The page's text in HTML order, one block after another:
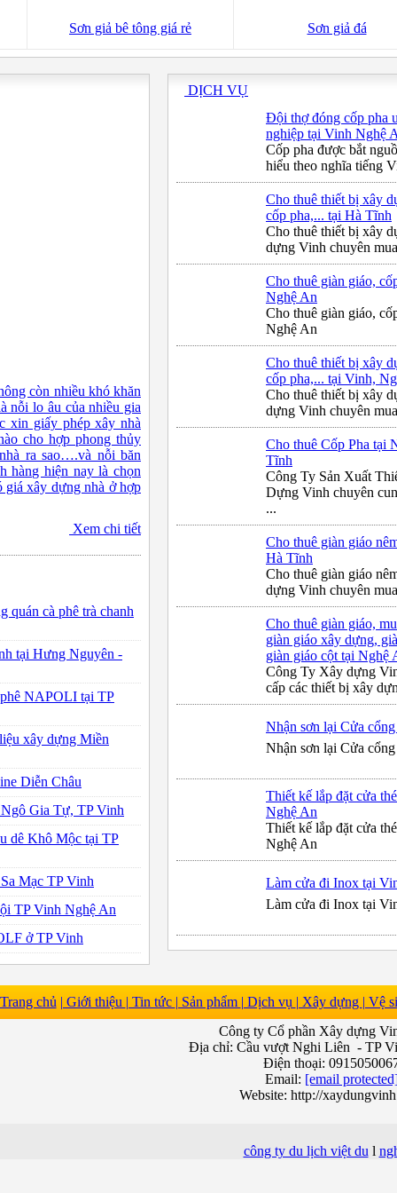
Sơn giả bê tông giá rẻ Sơn giả đá
còn nhiều khó khăn
nỗi lo âu của nhiều gia
xin giấy phép xây nhà
cho hợp phong thủy
ra sao….và nỗi băn
hàng hiện nay là chọn
giá xây dựng nhà ở hợp
Xem chi tiết
quán cà phê trà chanh
tại Hưng Nguyên -
NAPOLI tại TP
xây dựng Miền
Diễn Châu
Gia Tự, TP Vinh
dê Khô Mộc tại TP
Mạc TP Vinh
TP Vinh Nghệ An
ở TP Vinh
DỊCH VỤ
Đội thợ đóng cốp pha
nghiệp tại Vinh Nghệ
Cốp pha được bắt
hiểu theo nghĩa tiếng
Cho thuê thiết bị xây
cốp pha,... tại Hà Tĩnh
Cho thuê thiết bị xây
dựng Vinh chuyên
Cho thuê giàn giáo,
Nghệ An
Cho thuê giàn giáo,
Nghệ An
Cho thuê thiết bị xây
cốp pha,... tại Vinh,
Cho thuê thiết bị xây
dựng Vinh chuyên
Cho thuê Cốp Pha tại
Tĩnh
Công Ty Sản Xuất
Dựng Vinh chuyên
...
Cho thuê giàn giáo
Hà Tĩnh
Cho thuê giàn giáo
dựng Vinh chuyên
Cho thuê giàn giáo,
giàn giáo xây dựng,
giàn giáo cột tại Nghệ
Công Ty Xây dựng
cấp các thiết bị xây
Nhận sơn lại Cửa
Nhận sơn lại Cửa
Thiết kế lắp đặt cửa
Nghệ An
Thiết kế lắp đặt cửa
Nghệ An
Làm cửa đi Inox tại
Làm cửa đi Inox tại
Trang chủ | Giới thiệu | Tin tức | Sản phẩm | Dịch vụ | Xây dựng | Vệ
Công ty Cổ phần Xây dựng
Địa chỉ: Cầu vượt Nghi Liên - TP
Điện thoại:
Email: [email
Website: http://
công ty du lịch việt du l